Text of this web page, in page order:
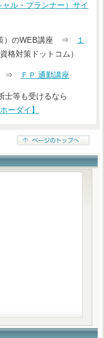
ル・プランナー）サイ
策）のWEB講座 ⇒
１
資格対策ドットコム）
⇒ ＦＰ 通勤講座
士等も受けるなら
ーダイ】